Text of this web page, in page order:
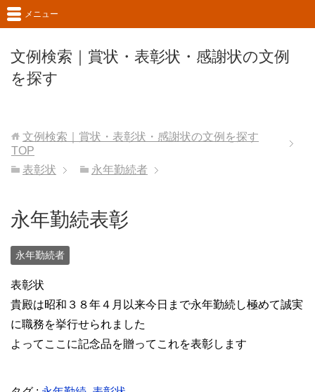
文例検索｜賞状・表彰状・感謝状の文例
を探す
メニュー
文例検索｜賞状・表彰状・感謝状の文例を探す
TOP
表彰状
永年勤続者
永年勤続表彰
永年勤続者
表彰状
貴殿は昭和３８年４月以来今日まで永年勤続し極めて誠実
に職務を挙行せられました
よってここに記念品を贈ってこれを表彰します